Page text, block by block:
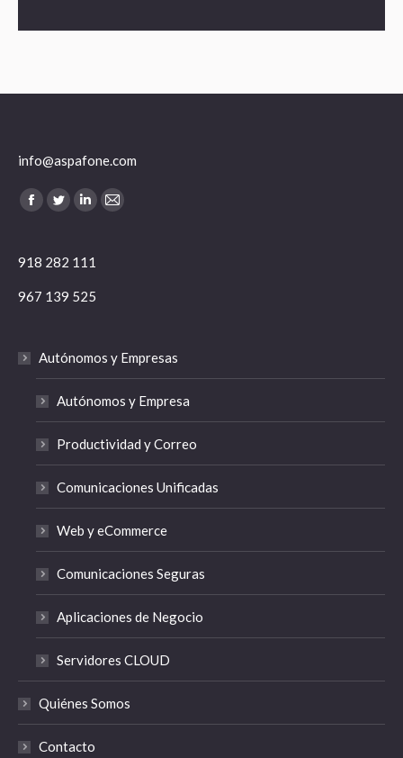
info@aspafone.com
Encuéntranos en:
Facebook
TwitterLinkedin
Mail
918 282 111
967 139 525
Autónomos y Empresas
Autónomos y Empresa
Productividad y Correo
Comunicaciones Unificadas
Web y eCommerce
Comunicaciones Seguras
Aplicaciones de Negocio
Servidores CLOUD
Quiénes Somos
Contacto